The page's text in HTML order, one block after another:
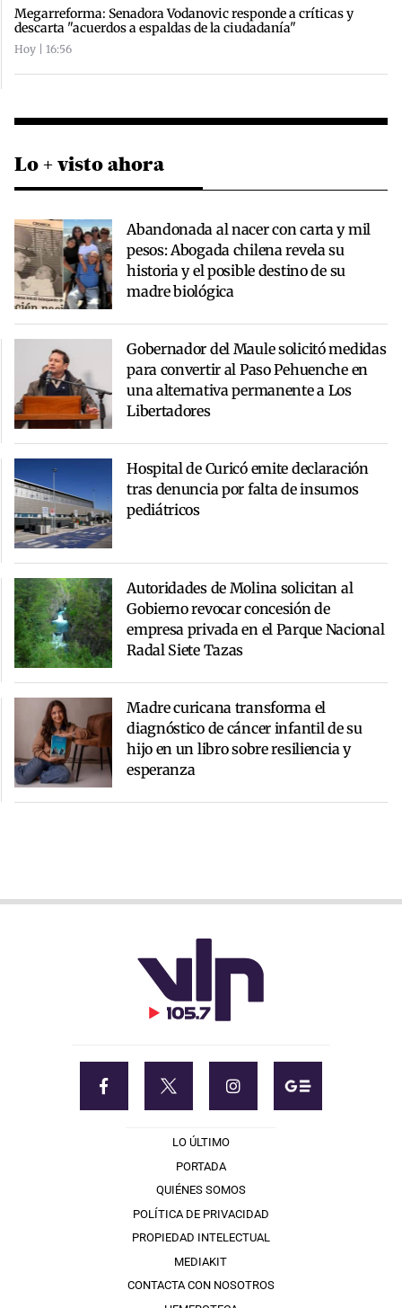
Megarreforma: Senadora Vodanovic responde a críticas y
descarta "acuerdos a espaldas de la ciudadanía"
Hoy | 16:56
Lo + visto ahora
Abandonada al nacer con carta y mil
pesos: Abogada chilena revela su
historia y el posible destino de su
madre biológica
Gobernador del Maule solicitó medidas
para convertir al Paso Pehuenche en
una alternativa permanente a Los
Libertadores
Hospital de Curicó emite declaración
tras denuncia por falta de insumos
pediátricos
Autoridades de Molina solicitan al
Gobierno revocar concesión de
empresa privada en el Parque Nacional
Radal Siete Tazas
Madre curicana transforma el
diagnóstico de cáncer infantil de su
hijo en un libro sobre resiliencia y
esperanza
LO ÚLTIMO
PORTADA
QUIÉNES SOMOS
POLÍTICA DE PRIVACIDAD
PROPIEDAD INTELECTUAL
MEDIAKIT
CONTACTA CON NOSOTROS